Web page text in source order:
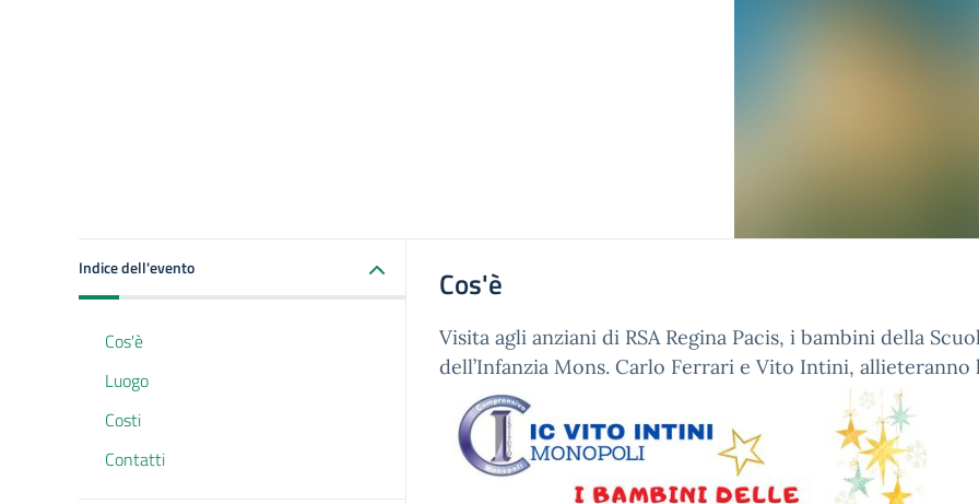
Indice dell'evento
Cos'è
Luogo
Costi
Contatti
Cos'è
Visita agli anziani di RSA Regina Pacis, i bambini della
dell’Infanzia Mons. Carlo Ferrari e Vito Intini, allieteranno